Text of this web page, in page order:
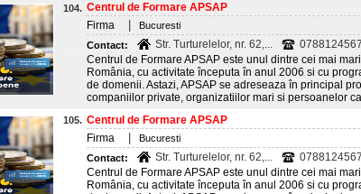
104. Centrul de Formare APSAP
Firma
Bucuresti
Contact:
Str. Turturelelor, nr. 62,...
Centrul de Formare APSAP este unul dintre cei mai
România, cu activitate începuta în anul 2006 si cu
de domenii. Astazi, APSAP se adreseaza în principal
companiilor private, organizatiilor mari si persoanelor
105. Centrul de Formare APSAP
Firma
Bucuresti
Contact:
Str. Turturelelor, nr. 62,...
Centrul de Formare APSAP este unul dintre cei mai
România, cu activitate începuta în anul 2006 si cu